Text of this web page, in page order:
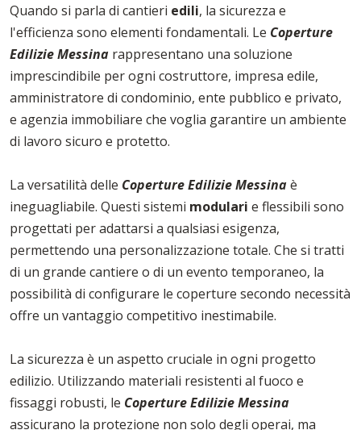
Quando si parla di cantieri edili, la sicurezza e
l'efficienza sono elementi fondamentali. Le Coperture
Edilizie Messina rappresentano una soluzione
imprescindibile per ogni costruttore, impresa edile,
amministratore di condominio, ente pubblico e privato,
e agenzia immobiliare che voglia garantire un ambiente
di lavoro sicuro e protetto.
La versatilità delle Coperture Edilizie Messinaè
ineguagliabile. Questi sistemi modulari e flessibili sono
progettati per adattarsi a qualsiasi esigenza,
permettendo una personalizzazione totale. Che si tratti
di un grande cantiere o di un evento temporaneo, la
possibilità di configurare le coperture secondo necessità
offre un vantaggio competitivo inestimabile.
La sicurezza è un aspetto cruciale in ogni progetto
edilizio. Utilizzando materiali resistenti al fuoco e
fissaggi robusti, le Coperture Edilizie Messina
assicurano la protezione non solo degli operai, ma